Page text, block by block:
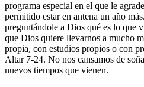
programa especial en el que le
permitido estar en antena un año
preguntándole a Dios qué es lo que
que Dios quiere llevarnos a mucho
propia, con estudios propios o con
Altar 7-24. No nos cansamos de
nuevos tiempos que vienen.